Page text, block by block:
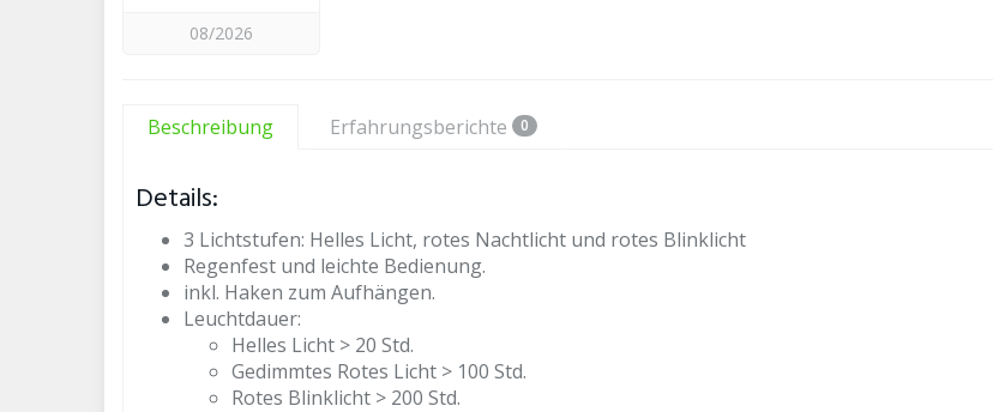
08/2026
Beschreibung Erfahrungsberichte 0
Details:
3 Lichtstufen: Helles Licht, rotes Nachtlicht und rotes Blinklicht
Regenfest und leichte Bedienung.
inkl. Haken zum Aufhängen.
Leuchtdauer:
Helles Licht > 20 Std.
Gedimmtes Rotes Licht > 100 Std.
Rotes Blinklicht > 200 Std.